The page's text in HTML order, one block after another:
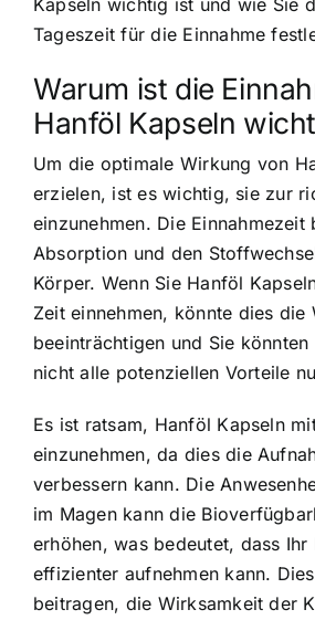
Tageszeit für die Einnahme
Warum ist die
Hanföl Kapseln
Um die optimale Wirkung von
erzielen, ist es wichtig, sie zur
einzunehmen. Die Einnahmezeit
Absorption und den
Körper. Wenn Sie Hanföl
Zeit einnehmen, könnte dies die
beeinträchtigen und Sie
nicht alle potenziellen Vorteile
Es ist ratsam, Hanföl Kapseln
einzunehmen, da dies die
verbessern kann. Die
im Magen kann die
erhöhen, was bedeutet, dass Ihr
effizienter aufnehmen kann.
beitragen, die Wirksamkeit der